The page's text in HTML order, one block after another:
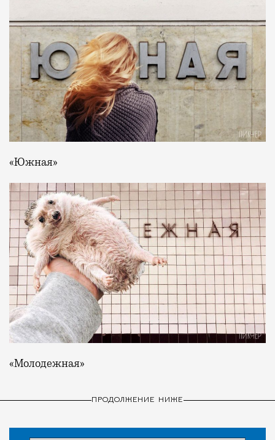
«Южная»
«Молодежная»
ПРОДОЛЖЕНИЕ НИЖЕ